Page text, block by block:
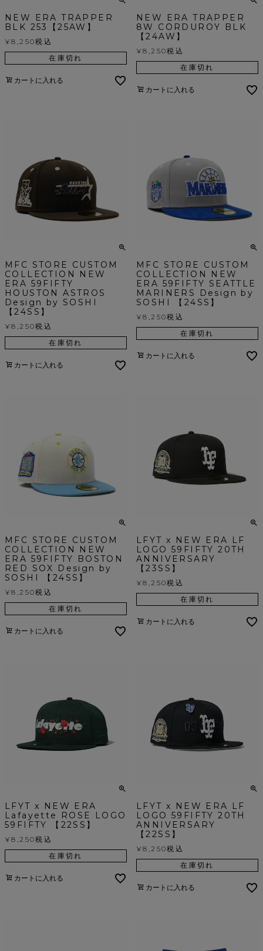
NEW ERA TRAPPER
BLK 253【25AW】
¥8,250税込
在庫切れ
カートに入れる
NEW ERA TRAPPER
8W CORDUROY BLK
【24AW】
¥8,250税込
在庫切れ
カートに入れる
MFC STORE CUSTOM
COLLECTION NEW
ERA 59FIFTY
HOUSTON ASTROS
Design by SOSHI
【24SS】
¥8,250税込
在庫切れ
カートに入れる
MFC STORE CUSTOM
COLLECTION NEW
ERA 59FIFTY SEATTLE
MARINERS Design by
SOSHI 【24SS】
¥8,250税込
在庫切れ
カートに入れる
MFC STORE CUSTOM
COLLECTION NEW
ERA 59FIFTY BOSTON
RED SOX Design by
SOSHI 【24SS】
¥8,250税込
在庫切れ
カートに入れる
LFYT x NEW ERA LF
LOGO 59FIFTY 20TH
ANNIVERSARY
【23SS】
¥8,250税込
在庫切れ
カートに入れる
LFYT x NEW ERA
Lafayette ROSE LOGO
59FIFTY 【22SS】
¥8,250税込
在庫切れ
カートに入れる
LFYT x NEW ERA LF
LOGO 59FIFTY 20TH
ANNIVERSARY
【22SS】
¥8,250税込
在庫切れ
カートに入れる